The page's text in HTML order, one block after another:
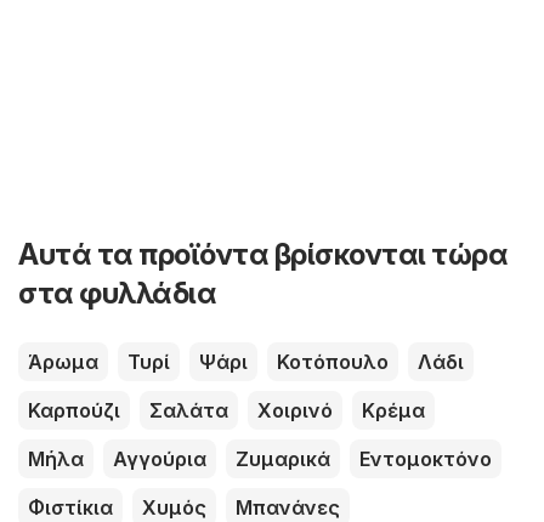
Αυτά τα προϊόντα βρίσκονται τώρα
στα φυλλάδια
Άρωμα Τυρί Ψάρι Κοτόπουλο
Λάδι
Καρπούζι
Σαλάτα Χοιρινό
Κρέμα
Μήλα
Αγγούρια Ζυμαρικά
Εντομοκτόνο
Φιστίκια
Χυμός Μπανάνες